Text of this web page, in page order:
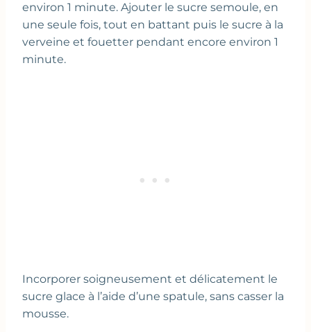
environ 1 minute. Ajouter le sucre semoule, en
une seule fois, tout en battant puis le sucre à la
verveine et fouetter pendant encore environ 1
minute.
Incorporer soigneusement et délicatement le
sucre glace à l’aide d’une spatule, sans casser la
mousse.